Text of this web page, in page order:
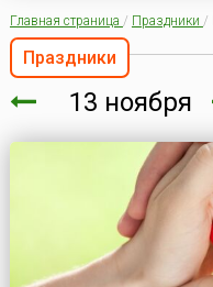
Главная страница / Праздники /
Праздники
13 ноября